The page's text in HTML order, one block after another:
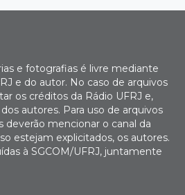
e fotografias é livre mediante
e do autor. No caso de arquivos
os créditos da Rádio UFRJ e,
autores. Para uso de arquivos
deverão mencionar o canal da
estejam explicitados, os autores.
à SGCOM/UFRJ, juntamente